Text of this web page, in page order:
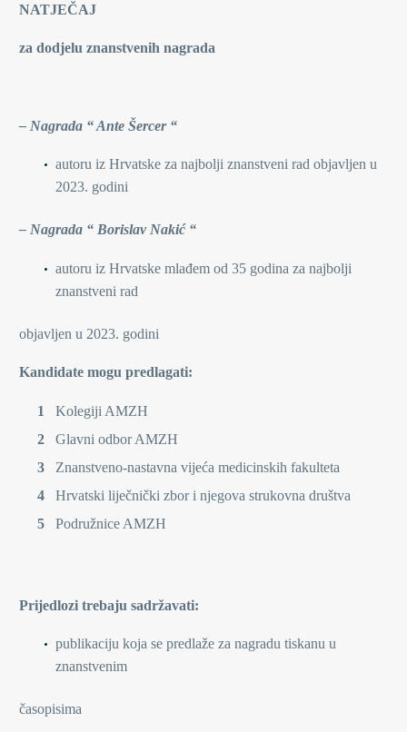
NATJEČAJ
za dodjelu znanstvenih nagrada
– Nagrada “ Ante Šercer “
autoru iz Hrvatske za najbolji znanstveni rad objavljen u
2023. godini
– Nagrada “ Borislav Nakić “
autoru iz Hrvatske mlađem od 35 godina za najbolji
znanstveni rad
objavljen u 2023. godini
Kandidate mogu predlagati:
Kolegiji AMZH
Glavni odbor AMZH
Znanstveno-nastavna vijeća medicinskih fakulteta
Hrvatski liječnički zbor i njegova strukovna društva
Podružnice AMZH
Prijedlozi trebaju sadržavati:
publikaciju koja se predlaže za nagradu tiskanu u
znanstvenim
časopisima